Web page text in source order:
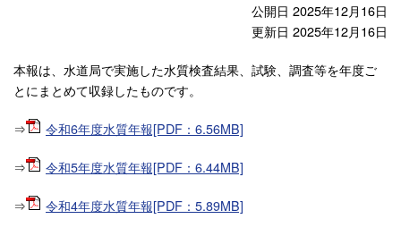
公開日 2025年12月16日
更新日 2025年12月16日
本報は、水道局で実施した水質検査結果、試験、調査等を年度ご
とにまとめて収録したものです。
⇒ 令和6年度水質年報[PDF：6.56MB]
⇒ 令和5年度水質年報[PDF：6.44MB]
⇒ 令和4年度水質年報[PDF：5.89MB]